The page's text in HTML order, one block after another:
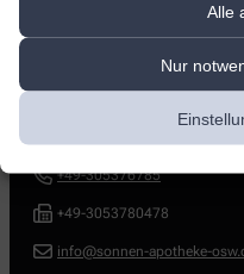
Alle
Nur
Kontakt
Wilhelminenhofstr. 27,12459
+49-305376785
+49-3053780478
info@sonnen-apotheke-